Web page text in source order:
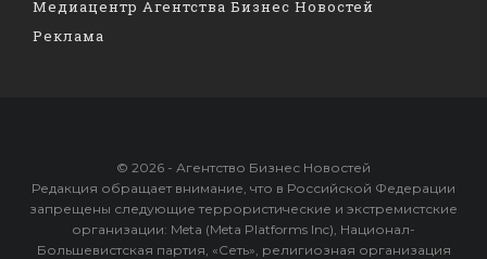
Медиацентр Агентства Бизнес Новостей
Реклама
© 2026 - Агентство Бизнес Новостей
Редакция обращает внимание, что в Российской Федерации
запрещены следующие террористические и экстремистские
организации: Meta (Meta Platforms Inc), Национал-
Большевистская партия, «Сеть», религиозная организация